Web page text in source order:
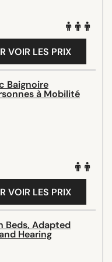
VOIR LES PRIX
Baignoire
à Mobilité
VOIR LES PRIX
Beds, Adapted
Hearing